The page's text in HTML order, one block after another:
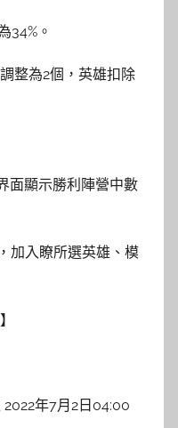
34%。
整為2個，英雄扣除
面顯示勝利陣營中數
加入瞭所選英雄、模
年7月2日04:00